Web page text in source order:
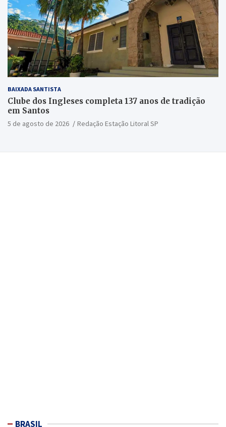
BAIXADA SANTISTA
Clube dos Ingleses completa 137 anos de tradição
em Santos
5 de agosto de 2026 Redação Estação Litoral SP
BRASIL